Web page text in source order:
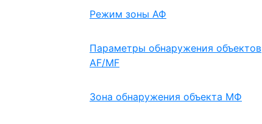
Режим зоны АФ
Параметры обнаружения объектов
AF/MF
Зона обнаружения объекта МФ